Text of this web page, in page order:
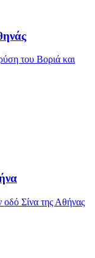
του Βοριά και
οδό Σίνα της Αθήνας